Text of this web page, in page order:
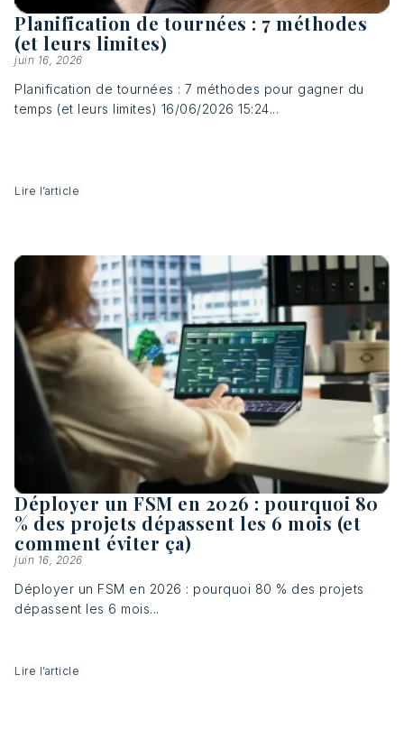
Planification de tournées : 7 méthodes
(et leurs limites)
juin 16, 2026
Planification de tournées : 7 méthodes pour gagner du
temps (et leurs limites) 16/06/2026 15:24...
Lire l’article
Déployer un FSM en 2026 : pourquoi 80
% des projets dépassent les 6 mois (et
comment éviter ça)
juin 16, 2026
Déployer un FSM en 2026 : pourquoi 80 % des projets
dépassent les 6 mois...
Lire l’article